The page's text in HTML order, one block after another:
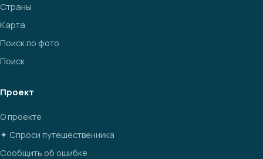
Страны
Карта
Поиск по фото
Поиск
Проект
О проекте
✦ Спроси путешественника
Сообщить об ошибке